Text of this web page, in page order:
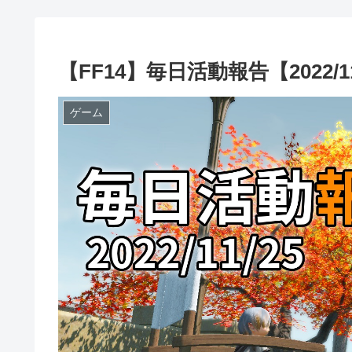
【FF14】毎日活動報告【2022/
ゲーム